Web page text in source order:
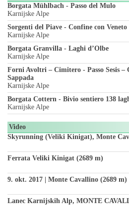
Borgata Mühlbach - Passo del Mulo
Karnijske Alpe
Sorgenti del Piave - Confine con Veneto
Karnijske Alpe
Borgata Granvilla - Laghi d’Olbe
Karnijske Alpe
Forni Avoltri – Cimitero - Passo Sesis –
Sappada
Karnijske Alpe
Borgata Cottern - Bivio sentiero 138
Karnijske Alpe
Video
Skyrunning (Veliki Kinigat), Monte
Ferrata Veliki Kinigat (2689 m)
9. okt. 2017 | Monte Cavallino (2689 m)
Lanec Karnijskih Alp, MONTE